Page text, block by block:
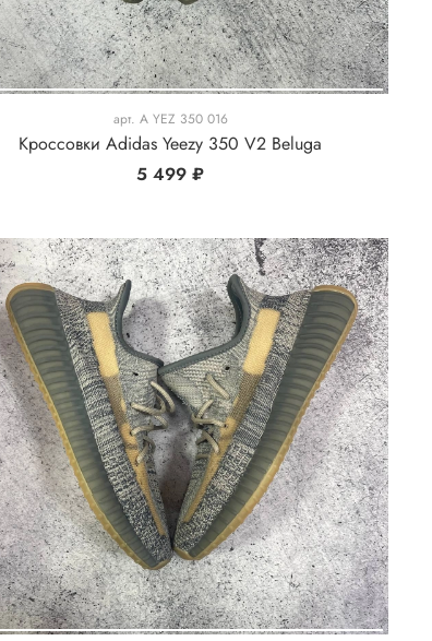
арт. A YEZ 350 016
Кроссовки Adidas Yeezy 350 V2 Beluga
5 499 ₽